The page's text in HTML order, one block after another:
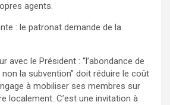
agents.
: le patronat demande de la
avec le Président : “l’abondance de
la subvention” doit réduire le coût
à mobiliser ses membres sur
localement. C’est une invitation à